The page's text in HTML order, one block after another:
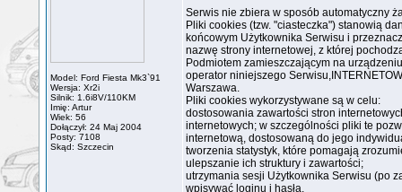
Model: Ford Fiesta Mk3`91
Wersja: Xr2i
Silnik: 1.6i8V/110KM
Imię: Artur
Wiek: 56
Dołączył: 24 Maj 2004
Posty: 7108
Skąd: Szczecin
Serwis nie zbiera w sposób automatyczny
Pliki cookies (tzw. "ciasteczka") stanowią
końcowym Użytkownika Serwisu i
nazwę strony internetowej, z której
Podmiotem zamieszczającym na
operator niniejszego
Warszawa.
Pliki cookies wykorzystywane są w celu:
dostosowania zawartości stron
internetowych; w szczególności pliki te
internetową, dostosowaną do jego
tworzenia statystyk, które pomagają
ulepszanie ich struktury i zawartości;
utrzymania sesji Użytkownika Serwisu (po
wpisywać loginu i hasła.